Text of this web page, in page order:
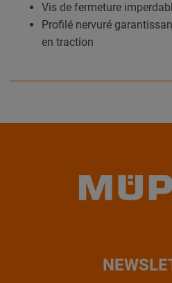
Vis de fermeture
Profilé nervuré
en traction